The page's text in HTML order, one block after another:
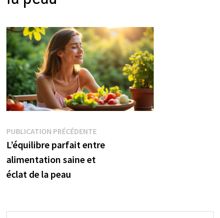
Navigation
de
l’article
PUBLICATION PRÉCÉDENTEPublication
précédente :
L’équilibre parfait entre
alimentation saine et
éclat de la peau